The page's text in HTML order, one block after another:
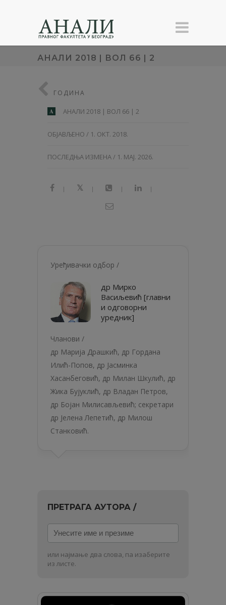
АНАЛИ 2018 | ВОЛ 66 | 2
ГОДИНА
A АНАЛИ 2018 | ВОЛ 66 | 2
ОБЈАВЉЕНО / 1. ОКТ. 2018.
ПОСЛЕДЊА ИЗМЕНА / 1. МАЈ. 2026.
| | | |
Уређивачки одбор /
др Мирко
Васиљевић [главни
и одговорни
уредник]
Чланови /
др Марија Драшкић, др Гордана
Илић-Попов, др Јасминка
Хасанбеговић, др Милан Шкулић, др
Жика Бујуклић, др Владан Петров,
др Бојан Милисављевић; секретари
др Јелена Лепетић, др Милош
Станковић.
ПРЕТРАГА АУТОРА /
Унесите
име
и
презиме
или најмање два слова, па изаберите
из листе.